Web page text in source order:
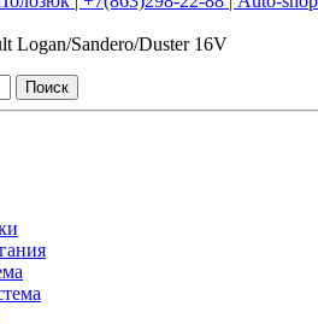
Logan/Sandero/Duster 16V
Поиск